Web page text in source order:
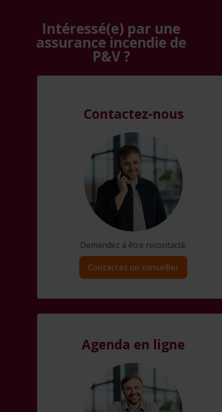
Intéressé(e) par une
assurance incendie de
P&V ?
Agenda en ligne
Contactez-nous
Demandez à être recontacté.
Contactez un conseiller